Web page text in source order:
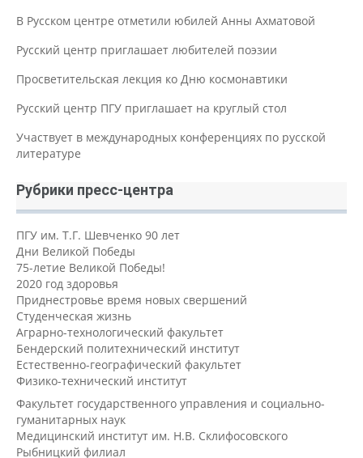
В Русском центре отметили юбилей Анны Ахматовой
Русский центр приглашает любителей поэзии
Просветительская лекция ко Дню космонавтики
Русский центр ПГУ приглашает на круглый стол
Участвует в международных конференциях по русской
литературе
Рубрики пресс-центра
ПГУ им. Т.Г. Шевченко 90 лет
Дни Великой Победы
75-летие Великой Победы!
2020 год здоровья
Приднестровье время новых свершений
Студенческая жизнь
Аграрно-технологический факультет
Бендерский политехнический институт
Естественно-географический факультет
Физико-технический институт
Факультет государственного управления и социально-
гуманитарных наук
Медицинский институт им. Н.В. Склифосовского
Рыбницкий филиал